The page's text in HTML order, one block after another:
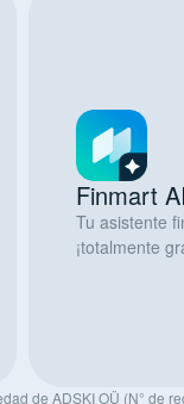
Finmart AI
Tu asistente
¡totalmente
de ADSKI OÜ (N° de